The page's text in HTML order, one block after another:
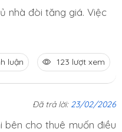
nhà đòi tăng giá. Việc
luận 123 lượt xem
Đã trả lời: 23/02/2026
bên cho thuê muốn điều